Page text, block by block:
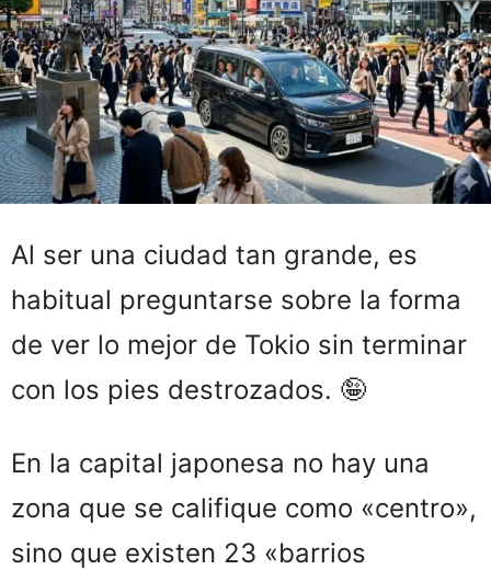
Al ser una ciudad tan grande, es
habitual preguntarse sobre la forma
de ver lo mejor de Tokio sin terminar
con los pies destrozados. 🤪
En la capital japonesa no hay una
zona que se califique como «centro»,
sino que existen 23 «barrios